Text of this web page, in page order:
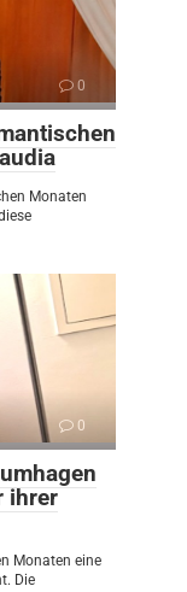
0
Monaten
0
ihrer
Monaten eine
Die